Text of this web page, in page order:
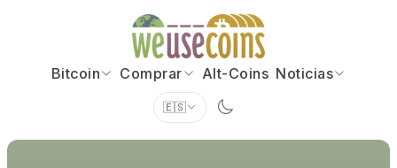
Bitcoin Comprar Alt-Coins Noticias
🇪🇸